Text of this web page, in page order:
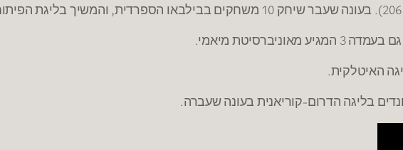
מיאמי.
האיטלקית.
בליגה הדרום-קוריאנית בעונה שעברה.